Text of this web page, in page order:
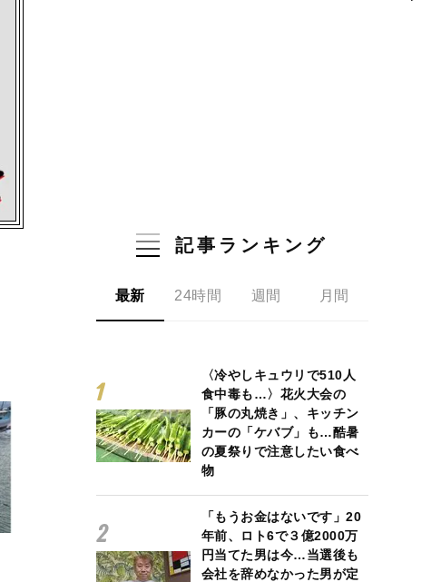
記事ランキング
最新 24時間 週間 月間
〈冷やしキュウリで510人
食中毒も…〉花火大会の
「豚の丸焼き」、キッチン
カーの「ケバブ」も…酷暑
の夏祭りで注意したい食べ
物
「もうお金はないです」20
年前、ロト6で３億2000万
円当てた男は今…当選後も
会社を辞めなかった男が定